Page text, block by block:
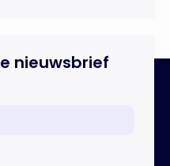
nieuwsbrief